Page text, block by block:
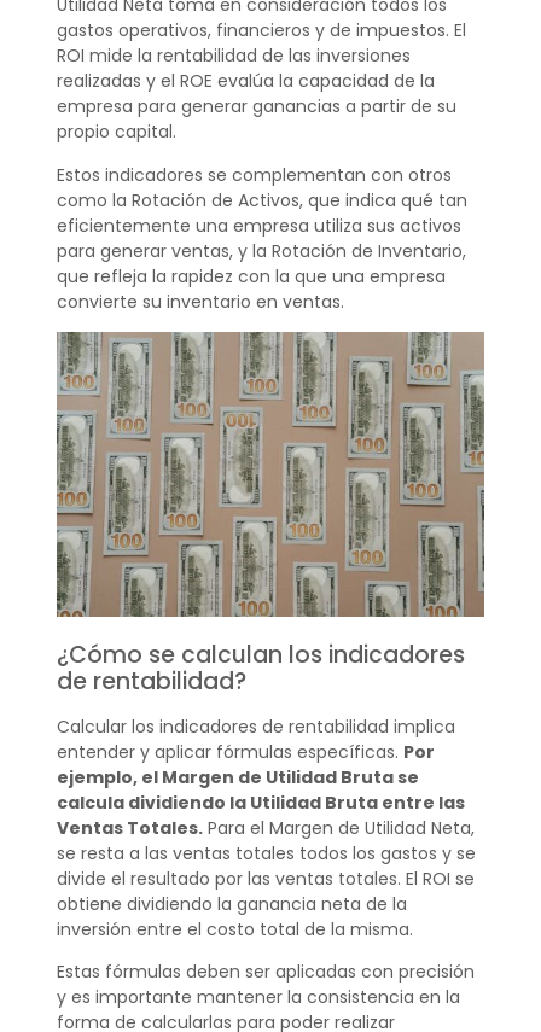
Utilidad Neta toma en consideración todos los
gastos operativos, financieros y de impuestos. El
ROI mide la rentabilidad de las inversiones
realizadas y el ROE evalúa la capacidad de la
empresa para generar ganancias a partir de su
propio capital.
Estos indicadores se complementan con otros
como la Rotación de Activos, que indica qué tan
eficientemente una empresa utiliza sus activos
para generar ventas, y la Rotación de Inventario,
que refleja la rapidez con la que una empresa
convierte su inventario en ventas.
¿Cómo se calculan los indicadores
de rentabilidad?
Calcular los indicadores de rentabilidad implica
entender y aplicar fórmulas específicas. Por
ejemplo, el Margen de Utilidad Bruta se
calcula dividiendo la Utilidad Bruta entre las
Ventas Totales.Para el Margen de Utilidad Neta,
se resta a las ventas totales todos los gastos y se
divide el resultado por las ventas totales. El ROI se
obtiene dividiendo la ganancia neta de la
inversión entre el costo total de la misma.
Estas fórmulas deben ser aplicadas con precisión
y es importante mantener la consistencia en la
forma de calcularlas para poder realizar